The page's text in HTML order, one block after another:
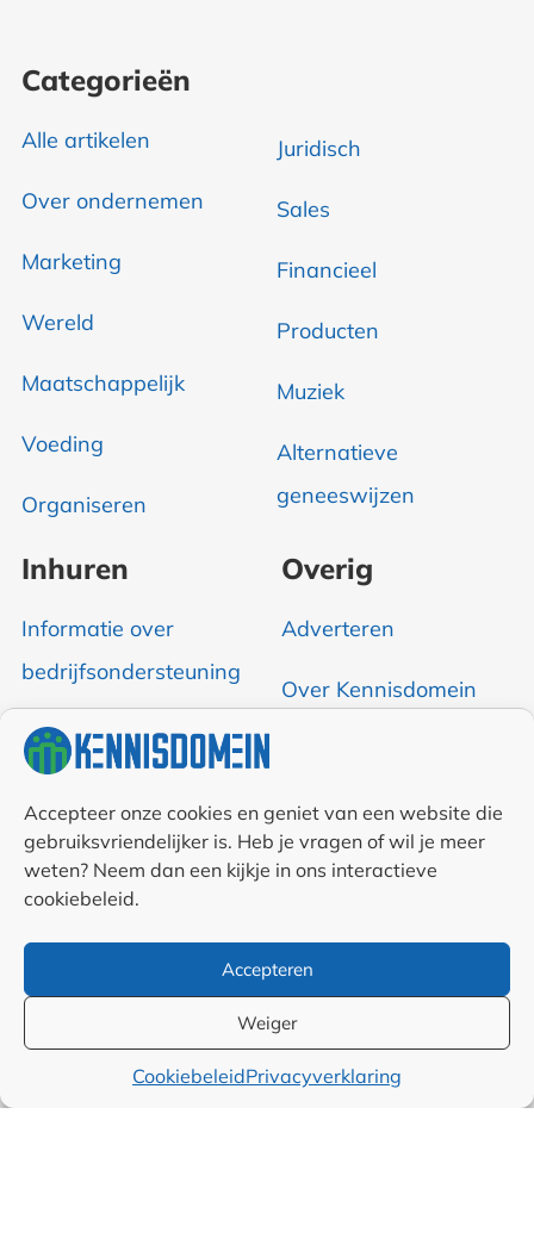
Accepteer onze cookies en geniet van een website die
gebruiksvriendelijker is. Heb je vragen of wil je meer
weten? Neem dan een kijkje in ons interactieve
cookiebeleid.
Accepteren
Weiger
CookiebeleidPrivacyverklaring
Categorieën
Alle artikelen
Over ondernemen
Marketing
Wereld
Maatschappelijk
Voeding
Organiseren
Juridisch
Sales
Financieel
Producten
Muziek
Alternatieve
geneeswijzen
Inhuren
Informatie over
bedrijfsondersteuning
Overig
Adverteren
Over Kennisdomein
RSS & Nieuwsfeed
Auteurs
linkpartners
Algemene
voorwaarden